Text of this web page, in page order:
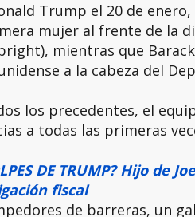
Trump el 20 de
mujer al frente de la
mientras que
a la cabeza del
los precedentes, el
a todas las primeras
DE TRUMP? Hijo de
fiscal
de barreras, un